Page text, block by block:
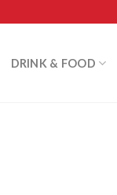
DRINK & FOOD